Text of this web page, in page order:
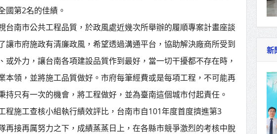
高雄東照山關帝廟全國國中小學書法比賽 圓滿落幕
賴清德總統主持將官晉任 期勉精進不對稱戰力
蔣萬安再拋出「倒閣說」 喊推陳其邁組閣
賴總統肯定「金唐獎」得獎者及入圍者 允諾完善支持
國第2名的佳績。
台南市公共工程品質，於政風處近幾次所舉辦的履順專案計畫座談
讓市府施政有清廉政風，希望透過溝通平台，協助解決廠商所受到
或外力，讓台南各項建設品質作到最好，當一切干擾都不存在時，
本領，並將施工品質做好。市府每筆經費或是每項工程，不可能再
持只有一次的機會，將工程做好，並為臺南這個城市付起責任。
程施工查核小組執行績效評比，台南市自101年度首度擠進第3
再接再厲努力之下，成績蒸蒸日上，在各縣市競爭激烈的考核中脫
新